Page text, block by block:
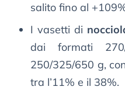
salito fino al
I vasetti di
dai formati
250/325/650 g,
tra l’11% e il 38%.